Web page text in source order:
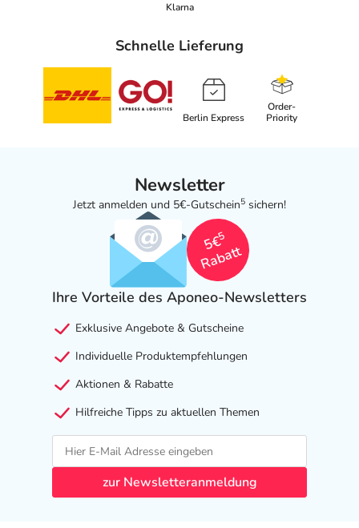
Klarna
Schnelle Lieferung
Berlin Express
Order-
Priority
Newsletter
Jetzt anmelden und 5€-Gutschein5 sichern!
5€
5
Rabatt
Ihre Vorteile des Aponeo-Newsletters
Exklusive Angebote & Gutscheine
Individuelle Produktempfehlungen
Aktionen & Rabatte
Hilfreiche Tipps zu aktuellen Themen
zur Newsletteranmeldung